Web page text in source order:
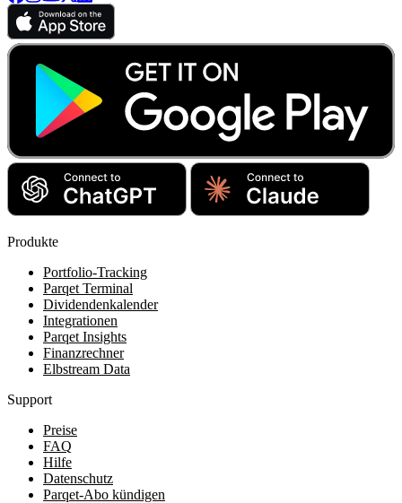
Produkte
Portfolio-Tracking
Parqet Terminal
Dividendenkalender
Integrationen
Parqet Insights
Finanzrechner
Elbstream Data
Support
Preise
FAQ
Hilfe
Datenschutz
Parqet-Abo kündigen